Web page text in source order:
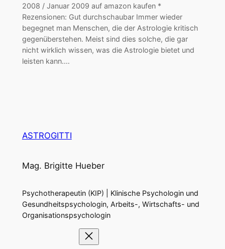
2008 / Januar 2009 auf amazon kaufen *
Rezensionen: Gut durchschaubar Immer wieder
begegnet man Menschen, die der Astrologie kritisch
gegenüberstehen. Meist sind dies solche, die gar
nicht wirklich wissen, was die Astrologie bietet und
leisten kann.…
ASTROGITTI
Mag. Brigitte Hueber
Psychotherapeutin (KIP) | Klinische Psychologin und
Gesundheitspsychologin, Arbeits-, Wirtschafts- und
Organisationspsychologin